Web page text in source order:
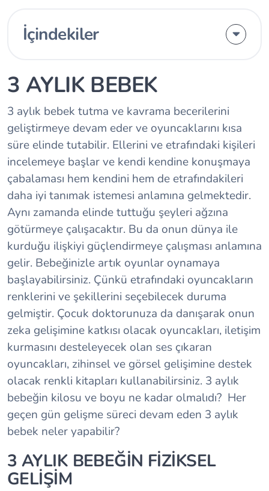
İçindekiler
3 AYLIK BEBEK
3 aylık bebek tutma ve kavrama becerilerini
geliştirmeye devam eder ve oyuncaklarını kısa
süre elinde tutabilir. Ellerini ve etrafındaki kişileri
incelemeye başlar ve kendi kendine konuşmaya
çabalaması hem kendini hem de etrafındakileri
daha iyi tanımak istemesi anlamına gelmektedir.
Aynı zamanda elinde tuttuğu şeyleri ağzına
götürmeye çalışacaktır. Bu da onun dünya ile
kurduğu ilişkiyi güçlendirmeye çalışması anlamına
gelir. Bebeğinizle artık oyunlar oynamaya
başlayabilirsiniz. Çünkü etrafındaki oyuncakların
renklerini ve şekillerini seçebilecek duruma
gelmiştir. Çocuk doktorunuza da danışarak onun
zeka gelişimine katkısı olacak oyuncakları, iletişim
kurmasını desteleyecek olan ses çıkaran
oyuncakları, zihinsel ve görsel gelişimine destek
olacak renkli kitapları kullanabilirsiniz. 3 aylık
bebeğin kilosu ve boyu ne kadar olmalıdı? Her
geçen gün gelişme süreci devam eden 3 aylık
bebek neler yapabilir?
3 AYLIK BEBEĞİN FİZİKSEL
GELİŞİM